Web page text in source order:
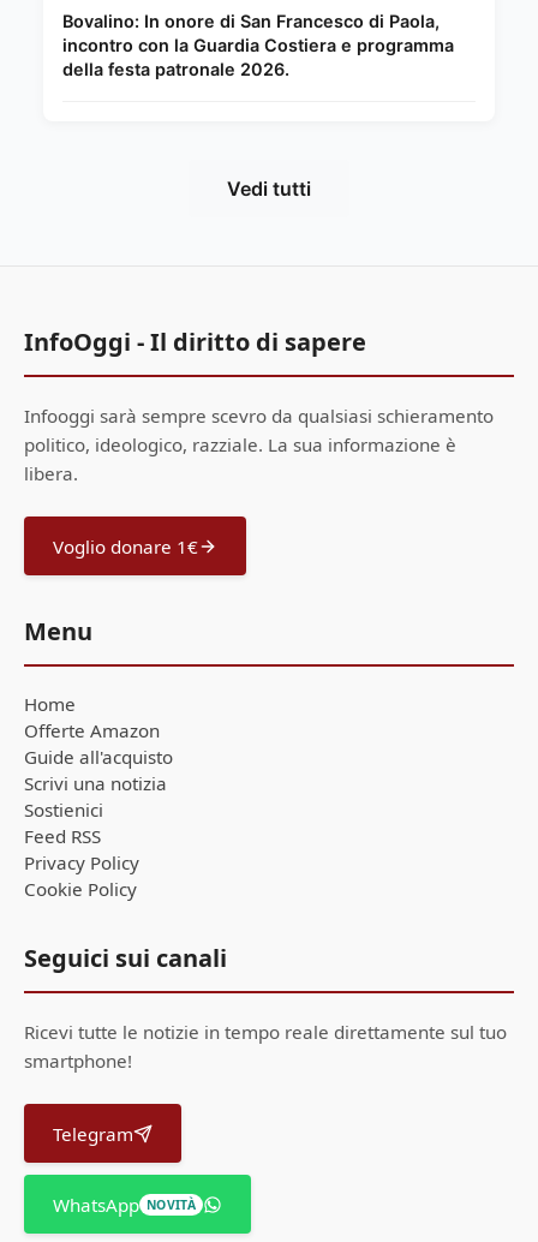
Bovalino: In onore di San Francesco di Paola,
incontro con la Guardia Costiera e programma
della festa patronale 2026.
Vedi tutti
InfoOggi - Il diritto di sapere
Infooggi sarà sempre scevro da qualsiasi schieramento
politico, ideologico, razziale. La sua informazione è
libera.
Voglio donare 1€
Menu
Home
Offerte Amazon
Guide all'acquisto
Scrivi una notizia
Sostienici
Feed RSS
Privacy Policy
Cookie Policy
Seguici sui canali
Ricevi tutte le notizie in tempo reale direttamente sul tuo
smartphone!
Telegram
WhatsApp NOVITÀ